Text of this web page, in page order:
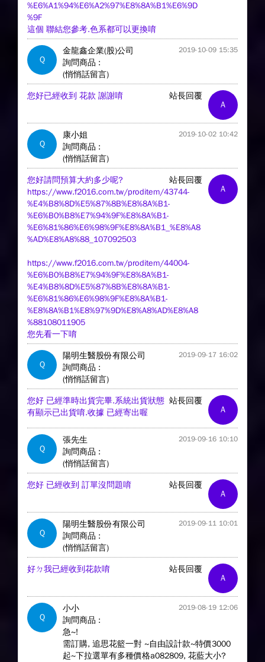
%E6%A1%94%E6%A2%97%E8%8A%B1%E6%9D
%9F
這個 聯結您參考.色系都可以更換唷
Q
金龍鑫企業(股)公司 2019-10-09 15:35
詢問商品 :
(悄悄話留言)
A
站長回覆
您好已經收到 花款 謝謝唷
Q
康小姐 2019-10-02 10:42
詢問商品 :
(悄悄話留言)
A
站長回覆
您好請問預算大約多少呢?
https://www.f2016.com.tw/proditem/43744-
%E4%B8%8D%E5%87%8B%E8%8A%B1-
%E6%B0%B8%E7%94%9F%E8%8A%B1-
%E6%81%86%E6%98%9F%E8%8A%B1_%E8%A8
%AD%E8%A8%88_107092503
https://www.f2016.com.tw/proditem/44004-
%E6%B0%B8%E7%94%9F%E8%8A%B1-
%E4%B8%8D%E5%87%8B%E8%8A%B1-
%E6%81%86%E6%98%9F%E8%8A%B1-
%E8%8A%B1%E8%97%9D%E8%A8%AD%E8%A8
%88108011905
您先看一下唷
Q
陽明生醫股份有限公司 2019-09-17 16:02
詢問商品 :
(悄悄話留言)
A
站長回覆
您好 已經準時出貨完畢.系統出貨狀態
有顯示已出貨唷.收據 已經寄出喔
Q
張先生 2019-09-16 10:10
詢問商品 :
(悄悄話留言)
A
站長回覆
您好 已經收到 訂單沒問題唷
Q
陽明生醫股份有限公司 2019-09-11 10:01
詢問商品 :
(悄悄話留言)
A
站長回覆
好ㄉ我已經收到花款唷
Q
小小 2019-08-19 12:06
詢問商品 :
急~!
需訂購, 追思花籃一對 ~自由設計款~特價3000
起~下拉選單有多種價格a082809, 花藍大小?